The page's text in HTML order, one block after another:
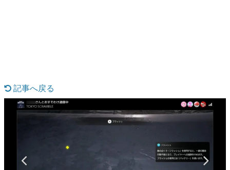
です。
ゲームが変えた日本語
「経験値」「裏技」「ラスボス」… ゲームにまつわる言葉
の起源や用法の変遷を、コンピューター文化史研究家・タ
記事へ戻る